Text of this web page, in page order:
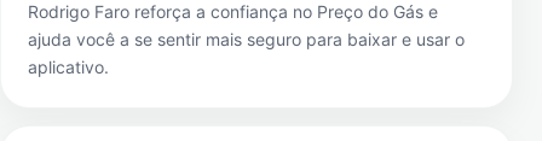
Rodrigo Faro reforça a confiança no Preço do Gás e
ajuda você a se sentir mais seguro para baixar e usar o
aplicativo.